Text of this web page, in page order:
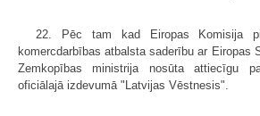
22. Pēc tam kad Eiropas Komisija
komercdarbības atbalsta saderību ar Eiropas
Zemkopības ministrija nosūta attiecīgu
oficiālajā izdevumā "Latvijas Vēstnesis".